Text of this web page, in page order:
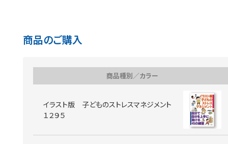
商品のご購入
商品種別／カラー
イラスト版 子どものストレスマネジメント
１２９５